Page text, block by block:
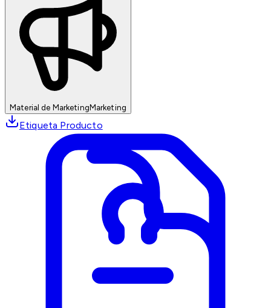
Material de MarketingMarketing
Etiqueta Producto